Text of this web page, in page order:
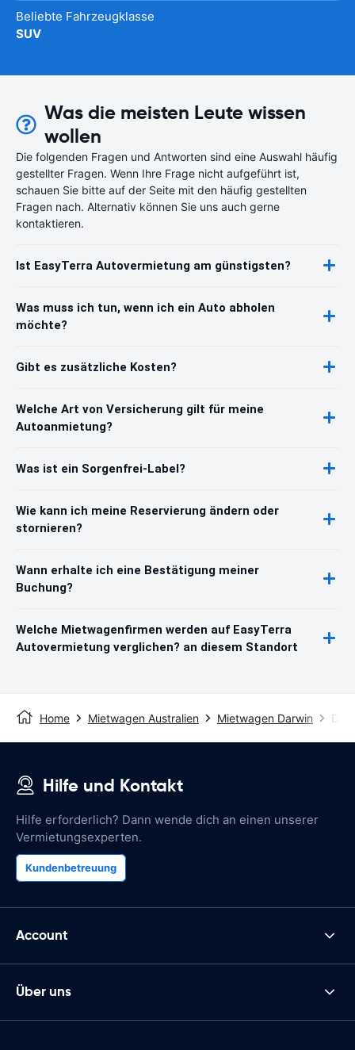
Beliebte Fahrzeugklasse
SUV
Was die meisten Leute wissen
wollen
Die folgenden Fragen und Antworten sind eine Auswahl häufig
gestellter Fragen. Wenn Ihre Frage nicht aufgeführt ist,
schauen Sie bitte auf der Seite mit den häufig gestellten
Fragen nach. Alternativ können Sie uns auch gerne
kontaktieren.
Ist EasyTerra Autovermietung am günstigsten?
Was muss ich tun, wenn ich ein Auto abholen
möchte?
Gibt es zusätzliche Kosten?
Welche Art von Versicherung gilt für meine
Autoanmietung?
Was ist ein Sorgenfrei-Label?
Wie kann ich meine Reservierung ändern oder
stornieren?
Wann erhalte ich eine Bestätigung meiner
Buchung?
Welche Mietwagenfirmen werden auf EasyTerra
Autovermietung verglichen? an diesem Standort
Home Mietwagen Australien Mietwagen Darwin
Hilfe und Kontakt
Hilfe erforderlich? Dann wende dich an einen unserer
Vermietungsexperten.
Kundenbetreuung
Account
Über uns